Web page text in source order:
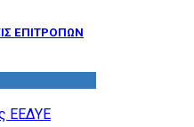
ΕΠΙΤΡΟΠΩΝ